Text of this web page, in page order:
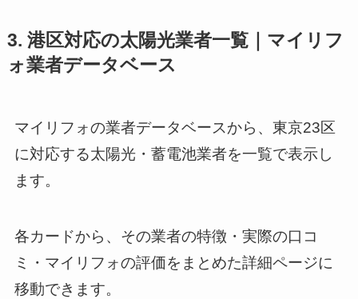
3. 港区対応の太陽光業者一覧｜マイリフ
ォ業者データベース
マイリフォの業者データベースから、東京23区
に対応する太陽光・蓄電池業者を一覧で表示し
ます。
各カードから、その業者の特徴・実際の口コ
ミ・マイリフォの評価をまとめた詳細ページに
移動できます。